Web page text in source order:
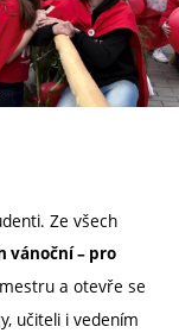
Ze všech
vánoční – pro
a otevře se
učiteli i vedením